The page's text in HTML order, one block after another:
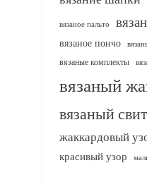
вязаное пальто
вязаное пончо
вязаные комплекты
вязаный
вязаный
жаккардовый
красивый узор